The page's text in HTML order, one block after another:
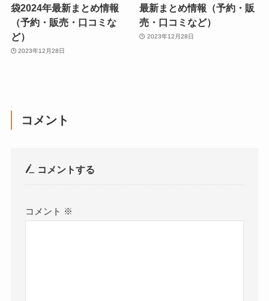
袋2024年最新まとめ情報
（予約・販売・口コミな
ど）
2023年12月28日
最新まとめ情報（予約・販
売・口コミなど）
2023年12月28日
コメント
コメントする
コメント ※